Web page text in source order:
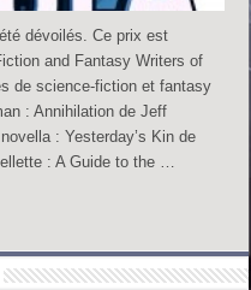
dévoilés. Ce prix est
and Fantasy Writers of
de science-fiction et fantasy
: Annihilation de Jeff
: Yesterday’s Kin de
: A Guide to the …